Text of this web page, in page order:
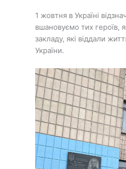
1 жовтня в Україні
вшановуємо тих героїв,
закладу, які віддали
України.